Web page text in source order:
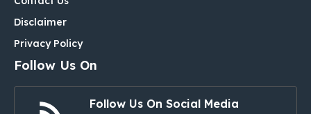
Disclaimer
Privacy Policy
Follow Us On
Follow Us On Social Media